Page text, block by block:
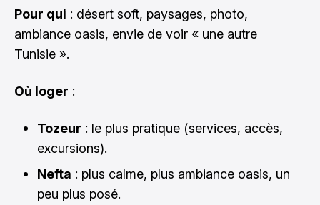
Pour qui : désert soft, paysages, photo,
ambiance oasis, envie de voir « une autre
Tunisie ».
Où loger :
Tozeur : le plus pratique (services, accès,
excursions).
Nefta : plus calme, plus ambiance oasis, un
peu plus posé.